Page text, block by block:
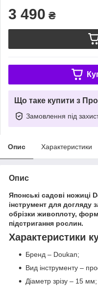
3 490 ₴
Що таке купити з
Замовлення під
Опис Характеристики
Опис
Японські садові ножиці
інструмент для догляду
обрізки живоплоту,
підстригання рослин.
Характеристики
Бренд – Doukan;
Вид інструменту –
Діаметр зрізу – 15 мм;